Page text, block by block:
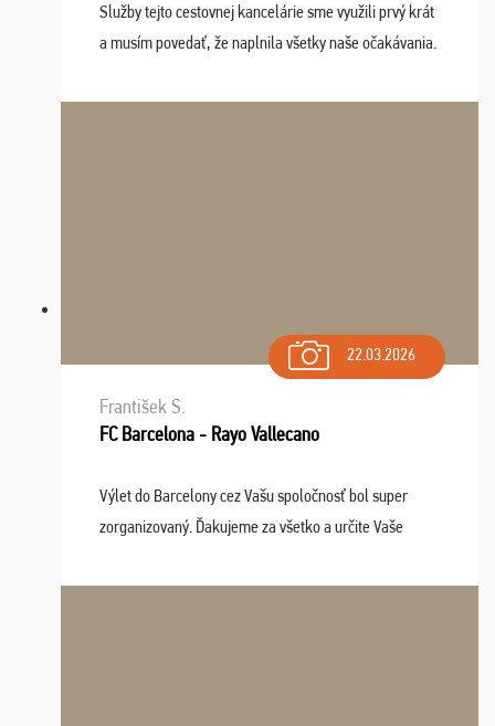
Služby tejto cestovnej kancelárie sme využili prvý krát
a musím povedať, že naplnila všetky naše očakávania.
dispozícii nonstop (milí, profesionálni ...
22.03.2026
František S.
FC Barcelona - Rayo Vallecano
Výlet do Barcelony cez Vašu spoločnosť bol super
zorganizovaný. Ďakujeme za všetko a určite Vaše